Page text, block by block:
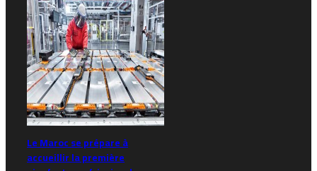
Le Maroc se prépare à
accueillir la première